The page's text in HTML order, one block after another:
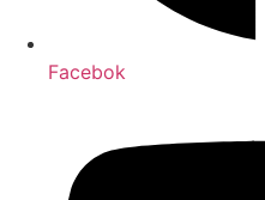
Facebok